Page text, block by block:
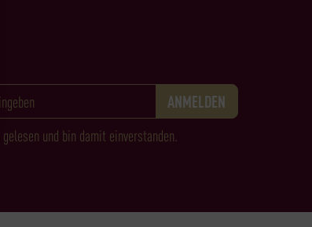
gelesen und bin damit einverstanden.